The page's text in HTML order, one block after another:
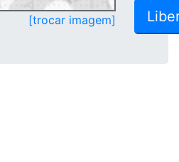
[trocar imagem]